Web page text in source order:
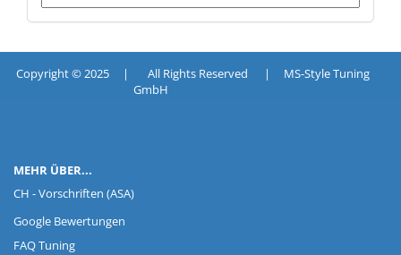
Copyright © 2025 | All Rights Reserved | MS-Style Tuning
GmbH
MEHR ÜBER...
CH - Vorschriften (ASA)
Google Bewertungen
FAQ Tuning